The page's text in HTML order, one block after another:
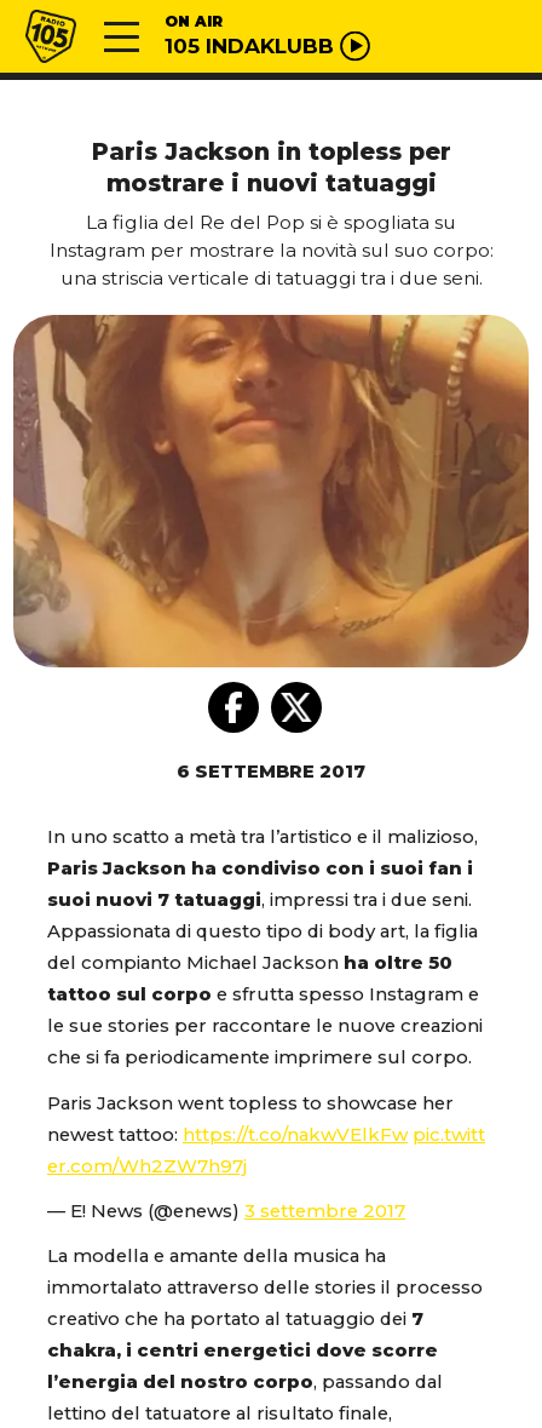
Vai al contenuto
Radio 105 ON AIR
105 INDAKLUBB
Paris Jackson in topless per
mostrare i nuovi tatuaggi
La figlia del Re del Pop si è spogliata su
Instagram per mostrare la novità sul suo corpo:
una striscia verticale di tatuaggi tra i due seni.
6 SETTEMBRE 2017
In uno scatto a metà tra l’artistico e il malizioso,
Paris Jackson ha condiviso con i suoi fan i
suoi nuovi 7 tatuaggi, impressi tra i due seni.
Appassionata di questo tipo di body art, la figlia
del compianto Michael Jackson ha oltre 50
tattoo sul corpo e sfrutta spesso Instagram e
le sue stories per raccontare le nuove creazioni
che si fa periodicamente imprimere sul corpo.
Paris Jackson went topless to showcase her
newest tattoo: https://t.co/nakwVElkFw pic.twitt
er.com/Wh2ZW7h97j
— E! News (@enews) 3 settembre 2017
La modella e amante della musica ha
immortalato attraverso delle stories il processo
creativo che ha portato al tatuaggio dei 7
chakra, i centri energetici dove scorre
l’energia del nostro corpo, passando dal
lettino del tatuatore al risultato finale,